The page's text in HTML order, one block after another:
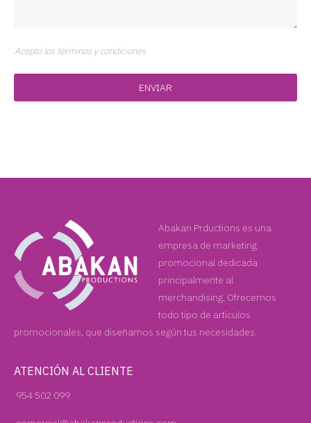
Acepto los términos y condiciones
Abakan Prductions es una
empresa de marketing
promocional dedicada
principalmente al
merchandising. Ofrecemos
todo tipo de artículos
promocionales, que diseñamos según tus necesidades.
ATENCIÓN AL CLIENTE
954 502 099